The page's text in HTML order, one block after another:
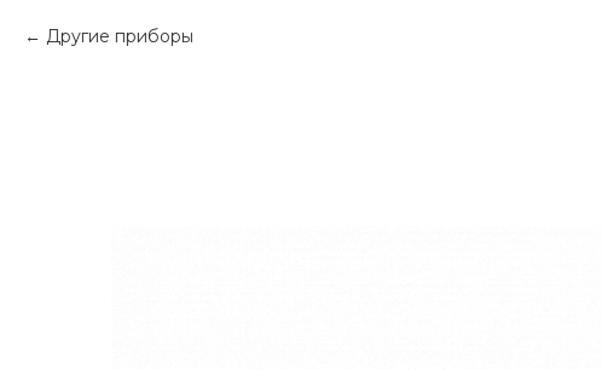
Другие приборы